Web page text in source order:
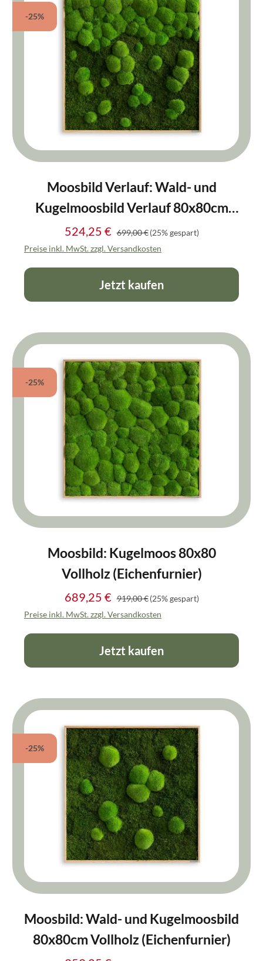
-25%
Moosbild Verlauf: Wald- und
Kugelmoosbild Verlauf 80x80cm
Vollholz (Eichenfurnier)
Verkaufspreis:
524,25 € Regulärer Preis:
699,00 € (25% gespart)
Preise inkl. MwSt. zzgl. Versandkosten
Jetzt kaufen
-25%
Moosbild: Kugelmoos 80x80
Vollholz (Eichenfurnier)
Verkaufspreis:
689,25 € Regulärer Preis:
919,00 € (25% gespart)
Preise inkl. MwSt. zzgl. Versandkosten
Jetzt kaufen
-25%
Moosbild: Wald- und Kugelmoosbild
80x80cm Vollholz (Eichenfurnier)